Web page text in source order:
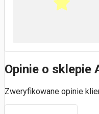
Opinie o sklepie
Zweryfikowane opinie